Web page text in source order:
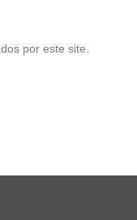
por este site.